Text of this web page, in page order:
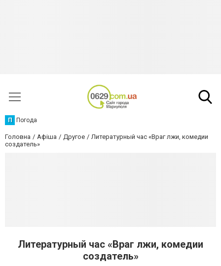
П Погода
Головна Афіша Другое
Литературный час «Враг лжи, комедии
создатель»
Литературный час «Враг лжи, комедии
создатель»